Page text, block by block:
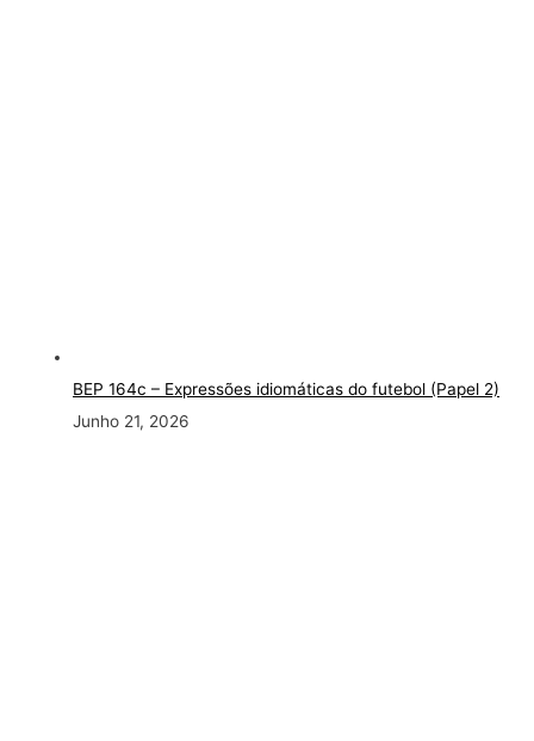
BEP 164c – Expressões idiomáticas do futebol (Papel 2)
Junho 21, 2026